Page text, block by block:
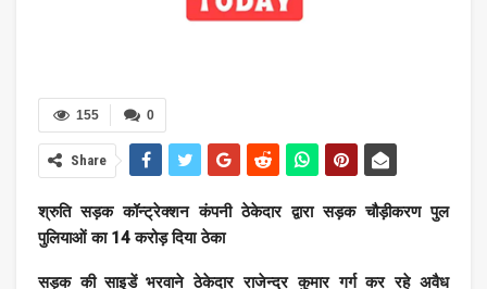
0
155
Share
श्रुति सड़क कॉन्ट्रेक्शन कंपनी ठेकेदार द्वारा सड़क चौड़ीकरण पुल
पुलियाओं का 14 करोड़ दिया ठेका
सड़क की साइडें भरवाने ठेकेदार राजेन्द्र कुमार गर्ग कर रहे अवैध